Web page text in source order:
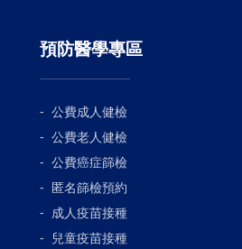
預防醫學專區
公費成人健檢
公費老人健檢
公費癌症篩檢
匿名篩檢預約
成人疫苗接種
兒童疫苗接種